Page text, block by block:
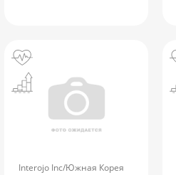
Interojo Inc/Южная Корея